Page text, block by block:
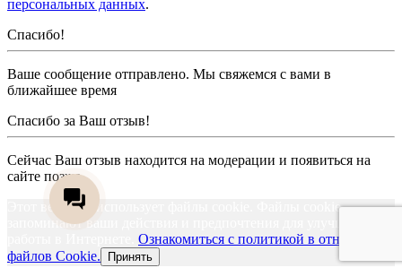
персональных данных.
Спасибо!
Ваше сообщение отправлено. Мы свяжемся с вами в
ближайшее время
Спасибо за Ваш отзыв!
Сейчас Ваш отзыв находится на модерации и появиться на
сайте позже
Этот веб-сайт использует файлы cookie. Файлы cookie
запоминают ваши действия и предпочтения для улучшения
Ознакомиться с политикой в отношении
файлов Cookie.
Принять